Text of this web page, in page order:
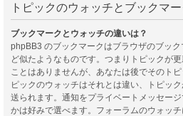
トピックのウォッチとブックマー
ブックマークとウォッチの違いは？
phpBB3 のブックマークはブラウザのブッ
ど似たようなものです。つまりトピックが
ことはありませんが、あなたは後でそのト
ピックのウォッチはそれとは違い、トピッ
送られます。通知をプライベートメッセー
かは好みで選べます。フォーラムのウォッチ